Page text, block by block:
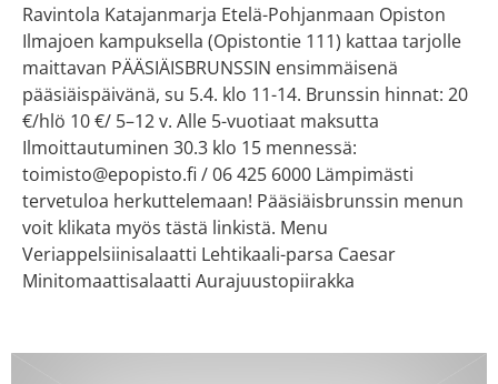
Ravintola Katajanmarja Etelä-Pohjanmaan Opiston
Ilmajoen kampuksella (Opistontie 111) kattaa tarjolle
maittavan PÄÄSIÄISBRUNSSIN ensimmäisenä
pääsiäispäivänä, su 5.4. klo 11-14. Brunssin hinnat: 20
€/hlö 10 €/ 5–12 v. Alle 5-vuotiaat maksutta
Ilmoittautuminen 30.3 klo 15 mennessä:
toimisto@epopisto.fi / 06 425 6000 Lämpimästi
tervetuloa herkuttelemaan! Pääsiäisbrunssin menun
voit klikata myös tästä linkistä. Menu
Veriappelsiinisalaatti Lehtikaali-parsa Caesar
Minitomaattisalaatti Aurajuustopiirakka